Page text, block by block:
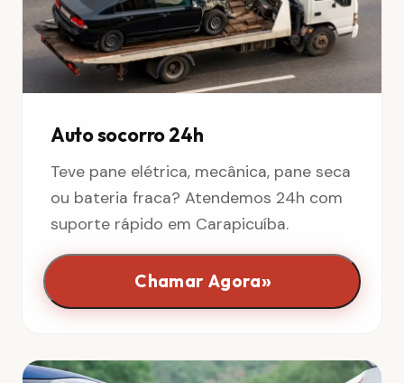
Auto socorro 24h
Teve pane elétrica, mecânica, pane seca
ou bateria fraca? Atendemos 24h com
suporte rápido em Carapicuíba.
Chamar Agora»